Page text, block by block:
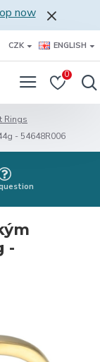
now
CZK ENGLISH
0
Rings
- 54648R006
-